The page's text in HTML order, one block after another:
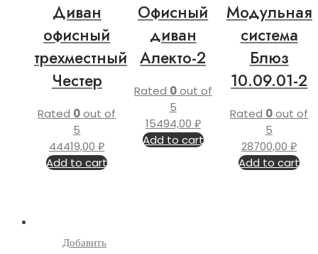
Диван
офисный
трехместный
Честер
Rated 0out of
5
44419,00₽
Add to cart
Офисный
диван
Алекто-2
Rated 0out of
5
15494,00 ₽
Add to cart
Модульная
система
Блюз
10.09.01-2
Rated 0out of
5
28700,00₽
Add to cart
Добавить